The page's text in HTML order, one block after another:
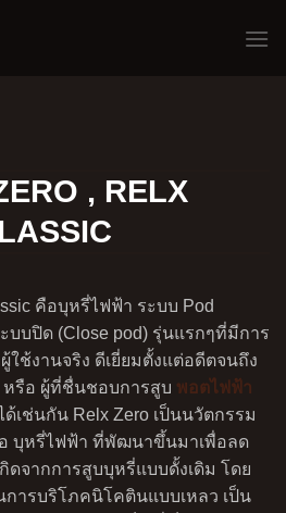
, RELX
คือบุหรี่ไฟฟ้า ระบบ Pod
บบปิด (Close pod) รุ่นแรกๆที่มีการ
ช้งานจริง ดีเยี่ยมตั้งแต่อดีตจนถึง
รือ ผู้ที่ชื่นชอบการสูบ พอตไฟฟ้า
เช่นกัน Relx Zero เป็นนวัตกรรม
บุหรี่ไฟฟ้า ที่พัฒนาขึ้นมาเพื่อลด
ดจากการสูบบุหรี่แบบดั้งเดิม โดย
ารบริโภคนิโคตินแบบเหลว เป็น